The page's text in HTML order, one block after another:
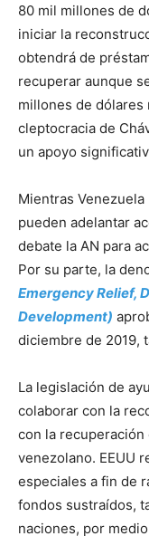
80 mil millones de
iniciar la
obtendrá de
recuperar aunque
millones de dólares
cleptocracia de
un apoyo
Mientras
pueden adelantar
debate la AN para
Por su parte, la
Emergency Relief,
Development)
diciembre de 2019,
La legislación de
colaborar con la
con la recuperación
venezolano. EEUU
especiales a fin de
fondos sustraídos,
naciones, por